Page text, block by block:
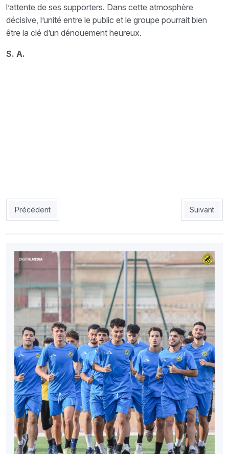
l’attente de ses supporters. Dans cette atmosphère
décisive, l’unité entre le public et le groupe pourrait bien
être la clé d’un dénouement heureux.
S. A.
Article précédent : USMH 3 - WAM 0 : El-Harrach sans forcer
Précédent Article
Suivant